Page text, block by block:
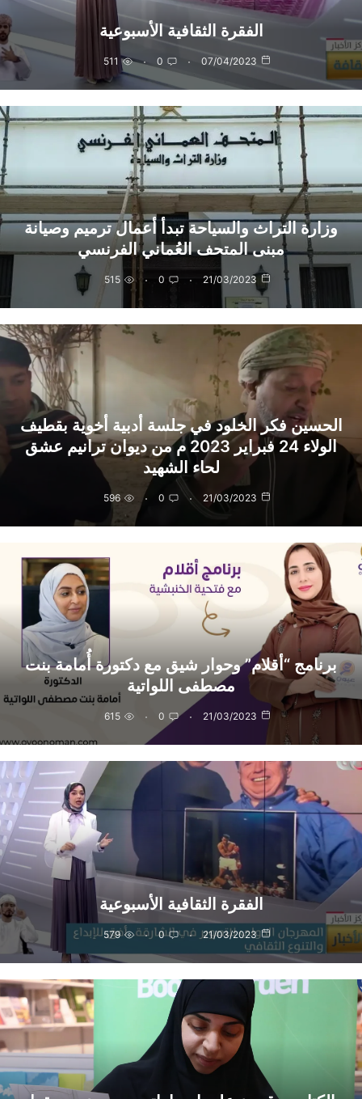
الفقرة الثقافية الأسبوعية
07/04/2023
0
511
وزارة التراث والسياحة تبدأ أعمال ترميم وصيانة
مبنى المتحف العُماني الفرنسي
21/03/2023
0
515
الحسين فكر الخلود في جلسة أدبية أخوية بقطيف
الولاء 24 فبراير 2023 م من ديوان ترانيم عشق
لحاء الشهيد
21/03/2023
0
596
برنامج “أقلام” وحوار شيق مع دكتورة أُمامة بنت
مصطفى اللواتية
21/03/2023
0
615
الفقرة الثقافية الأسبوعية
21/03/2023
0
579